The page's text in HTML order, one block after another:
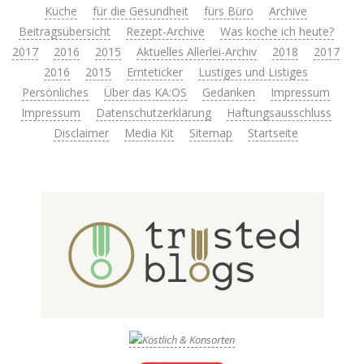
Küche
für die Gesundheit fürs Büro
Archive
Beitragsübersicht
Rezept-Archive
Was koche ich heute?
2017
2016 2015 Aktuelles Allerlei-Archiv 2018
2017
2016
2015 Ernteticker
Lustiges und Listiges
Persönliches
Über das KA:OS Gedanken
Impressum
Impressum
Datenschutzerklärung
Haftungsausschluss
Disclaimer
Media Kit Sitemap Startseite